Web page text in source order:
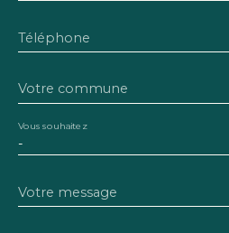
Téléphone
Votre commune
-
Vous souhaitez
Votre message